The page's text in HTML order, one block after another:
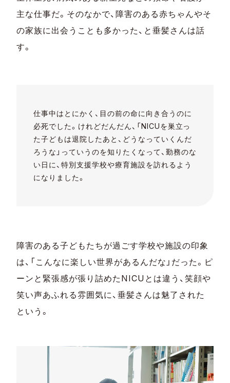
主な仕事だ。そのなかで、障害のある赤ちゃんやそ
の家族に出会うことも多かった、と垂髪さんは話
す。
仕事中はとにかく、目の前の命に向き合うのに
必死でした。けれどだんだん、「NICUを巣立っ
た子どもは退院したあと、どうなっていくんだ
ろうな」っていうのを知りたくなって、勤務のな
い日に、特別支援学校や療育施設を訪れるよう
になりました。
障害のある子どもたちが過ごす学校や施設の印象
は、「こんなに楽しい世界があるんだな」だった。ピ
ーンと緊張感が張り詰めたNICUとは違う、笑顔や
笑い声あふれる雰囲気に、垂髪さんは魅了された
という。